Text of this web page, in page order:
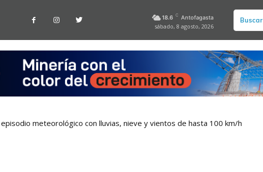
18.6 C Antofagasta
sábado, 8 agosto, 2026
Buscar
meteorológico con lluvias, nieve y vientos de hasta 100 km/h